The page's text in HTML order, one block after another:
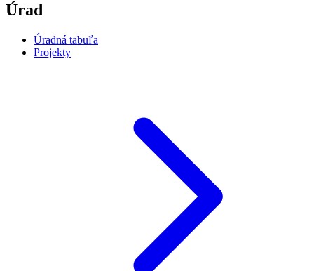
Úrad
Úradná tabuľa
Projekty